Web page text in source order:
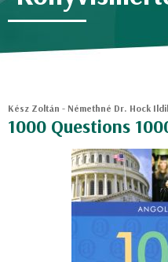
Kész Zoltán - Némethné Dr. Hock
1000 Questions